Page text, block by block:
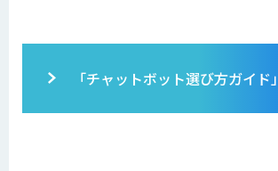
「チャットボット選び方ガイ